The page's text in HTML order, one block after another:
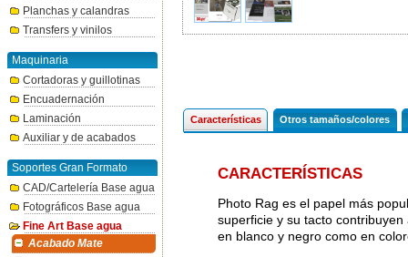
Planchas y calandras
Transfers y vinilos
Maquinaria
Cortadoras y guillotinas
Encuadernación
Laminación
Auxiliar y de acabados
Soportes Gran Formato
CAD/Cartelería Base agua
Fotográficos Base agua
Fine Art Base agua
Acabado Mate
Características Otros tamaños/colores
CARACTERÍSTICAS
Photo Rag es el papel más
superficie y su tacto
en blanco y negro como en